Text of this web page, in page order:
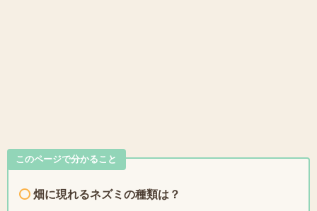
このページで分かること
畑に現れるネズミの種類は？